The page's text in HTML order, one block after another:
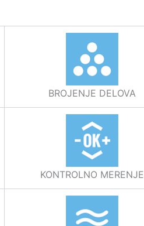
BROJENJE DELOVA
KONTROLNO MERENJE